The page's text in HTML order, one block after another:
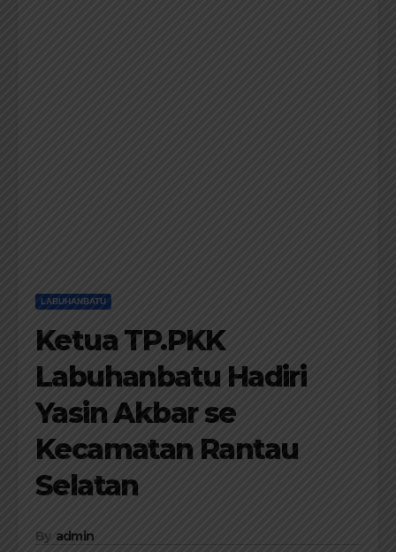
LABUHANBATU
Ketua TP.PKK
Labuhanbatu Hadiri
Yasin Akbar se
Kecamatan Rantau
Selatan
By admin